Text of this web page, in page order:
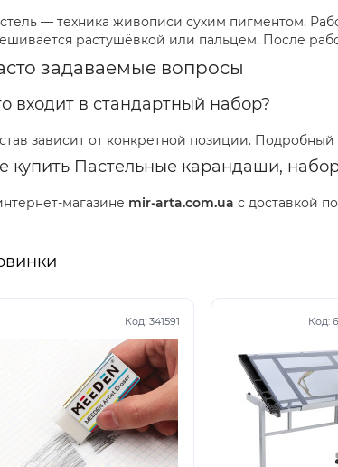
— техника живописи сухим пигментом.
растушёвкой или пальцем. После
задаваемые вопросы
входит в стандартный набор?
зависит от конкретной позиции.
купить Пастельные карандаши,
магазине mir-arta.com.ua с доставкой
Код: 341591 Код: